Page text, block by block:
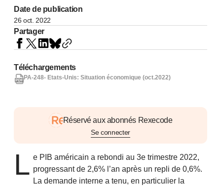
Date de publication
26 oct. 2022
Partager
Réservé aux abonnés Rexecode
Se connecter
L e PIB américain a rebondi au 3e trimestre 2022,
progressant de 2,6% l’an après un repli de 0,6%.
La demande interne a tenu, en particulier la
Téléchargements
PA-248- Etats-Unis: Situation économique (oct.2022)